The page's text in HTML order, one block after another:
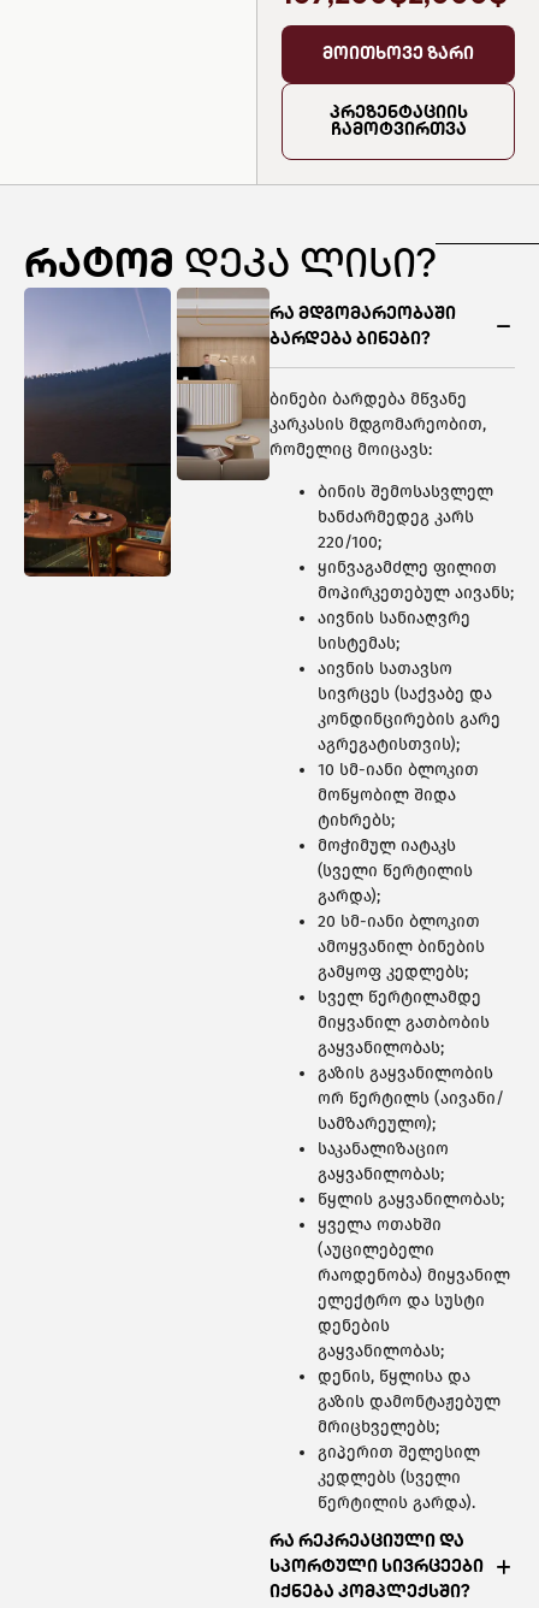
მოითხოვე ზარი
პრეზენტაციის
ჩამოტვირთვა
რატომ დეკა ლისი?
რა მდგომარეობაში
ბარდება ბინები?
ბინები ბარდება მწვანე
კარკასის მდგომარეობით,
რომელიც მოიცავს:
ბინის შემოსასვლელ
ხანძარმედეგ კარს
220/100;
ყინვაგამძლე ფილით
მოპირკეთებულ აივანს;
აივნის სანიაღვრე
სისტემას;
აივნის სათავსო
სივრცეს (საქვაბე და
კონდინცირების გარე
აგრეგატისთვის);
10 სმ-იანი ბლოკით
მოწყობილ შიდა
ტიხრებს;
მოჭიმულ იატაკს
(სველი წერტილის
გარდა);
20 სმ-იანი ბლოკით
ამოყვანილ ბინების
გამყოფ კედლებს;
სველ წერტილამდე
მიყვანილ გათბობის
გაყვანილობას;
გაზის გაყვანილობის
ორ წერტილს (აივანი/
სამზარეულო);
საკანალიზაციო
გაყვანილობას;
წყლის გაყვანილობას;
ყველა ოთახში
(აუცილებელი
რაოდენობა) მიყვანილ
ელექტრო და სუსტი
დენების
გაყვანილობას;
დენის, წყლისა და
გაზის დამონტაჟებულ
მრიცხველებს;
გიპერით შელესილ
კედლებს (სველი
წერტილის გარდა).
რა რეკრეაციული და
სპორტული სივრცეები
იქნება კომპლექსში?